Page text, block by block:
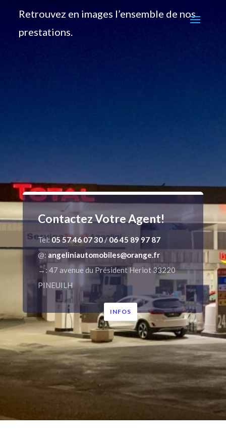
Retrouvez en images l’ensemble de nos
prestations.
Contactez Votre Agent!
Tel:05 57 46 07 30/06 45 89 97 87
@: angeliniautomobiles@orange.fr
→: 47 avenue du Président Heriot 33220
PINEUILH
INFOS